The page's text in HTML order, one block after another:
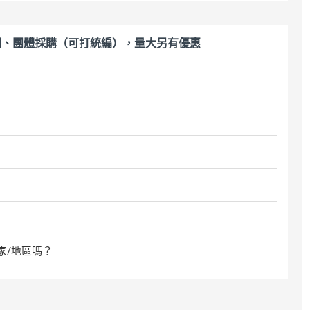
、團體採購（可打統編），量大另有優惠
/地區嗎？